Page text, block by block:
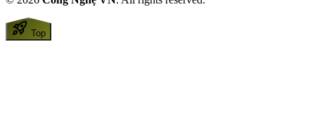
rocket_launch Top